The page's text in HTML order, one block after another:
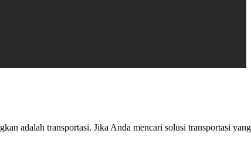
adalah transportasi. Jika Anda mencari solusi transportasi